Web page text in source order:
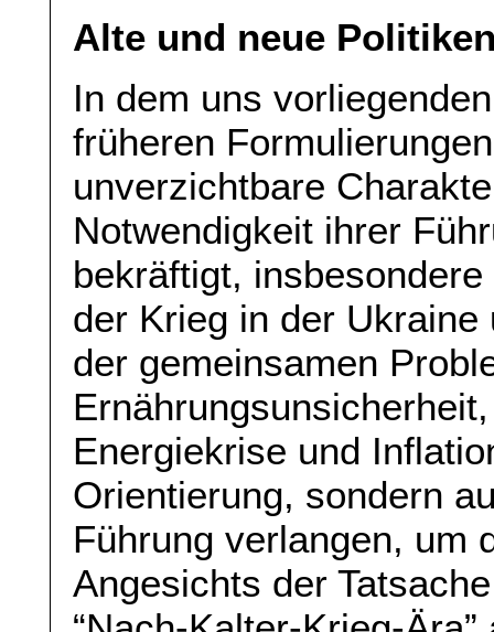
Alte und neue
In dem uns
früheren
unverzichtbare
Notwendigkeit ihrer
bekräftigt,
der Krieg in der
der gemeinsamen
Energiekrise und
Orientierung, sondern
Führung verlangen, um
Angesichts der